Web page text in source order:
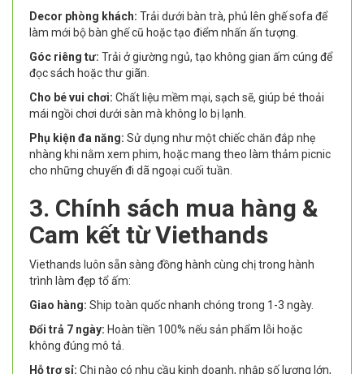
Decor phòng khách: Trải dưới bàn trà, phủ lên ghế sofa để
làm mới bộ bàn ghế cũ hoặc tạo điểm nhấn ấn tượng.
Góc riêng tư: Trải ở giường ngủ, tạo không gian ấm cúng để
đọc sách hoặc thư giãn.
Cho bé vui chơi: Chất liệu mềm mại, sạch sẽ, giúp bé thoải
mái ngồi chơi dưới sàn mà không lo bị lạnh.
Phụ kiện đa năng: Sử dụng như một chiếc chăn đắp nhẹ
nhàng khi nằm xem phim, hoặc mang theo làm thảm picnic
cho những chuyến đi dã ngoại cuối tuần.
3. Chính sách mua hàng &
Cam kết từ Viethands
Viethands luôn sẵn sàng đồng hành cùng chị trong hành
trình làm đẹp tổ ấm:
Giao hàng: Ship toàn quốc nhanh chóng trong 1-3 ngày.
Đổi trả 7 ngày: Hoàn tiền 100% nếu sản phẩm lỗi hoặc
không đúng mô tả.
Hỗ trợ sỉ: Chị nào có nhu cầu kinh doanh, nhập số lượng lớn,